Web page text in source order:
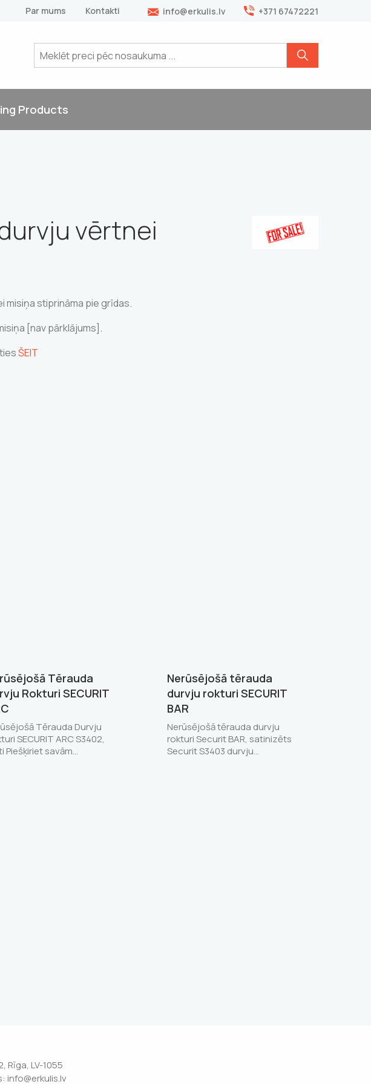
Par mums Kontakti info@erkulis.lv +371 67472221
Products
vērtnei
misiņa stiprināma pie grīdas.
[nav pārklājums].
ŠEIT
Tērauda
Rokturi SECURIT
Tērauda Durvju
SECURIT ARC S3402,
Piešķiriet savām…
Nerūsējošā tērauda
durvju rokturi SECURIT
BAR
Nerūsējošā tērauda durvju
rokturi Securit BAR, satinizēts
Securit S3403 durvju…
Rīga, LV-1055
info@erkulis.lv